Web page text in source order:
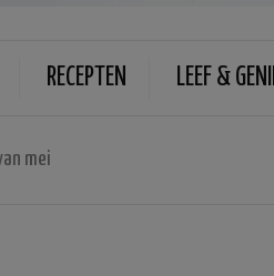
RECEPTEN LEEF &
mei